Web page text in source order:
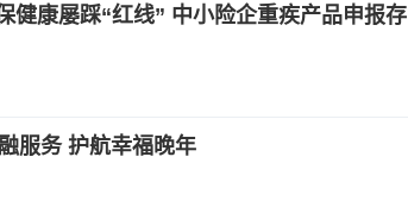
健康屡踩“红线” 中小险企重疾产品申报存
服务 护航幸福晚年